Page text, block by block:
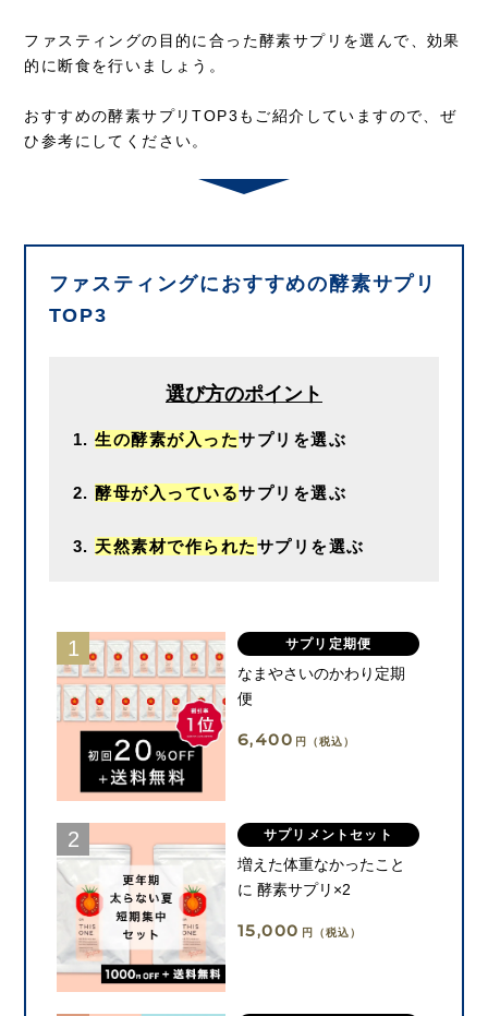
ファスティングの目的に合った酵素サプリを選んで、効果
的に断食を行いましょう。
おすすめの酵素サプリTOP3もご紹介していますので、ぜ
ひ参考にしてください。
ファスティングにおすすめの酵素サプリ
TOP3
選び方のポイント
生の酵素が入ったサプリを選ぶ
酵母が入っているサプリを選ぶ
天然素材で作られたサプリを選ぶ
サプリ定期便
なまやさいのかわり定期
便
6,400 円（税込）
サプリメントセット
増えた体重なかったこと
に 酵素サプリ×2
15,000 円（税込）